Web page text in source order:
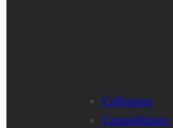
Colloques
Compétitions